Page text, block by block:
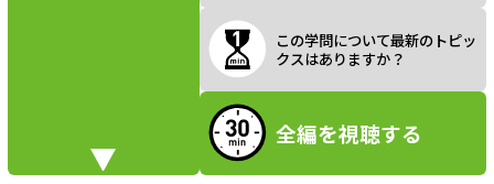
V
i
この学問について最新のトピッ
クスはありますか？
全編を視聴する